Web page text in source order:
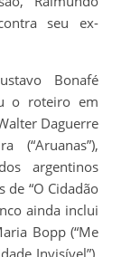
seu ex-
Bonafé
o roteiro em
Daguerre
(“Aruanas”),
argentinos
de “O Cidadão
ainda inclui
Bopp (“Me
Invisível”),